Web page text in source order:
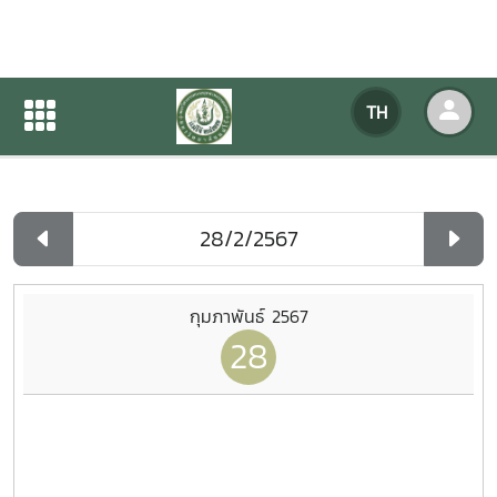
TH
ปฏิทินกิจกรรมของหน่วยงาน
ปฏิทินกิจกรรมของหน่วยงาน
กุมภาพันธ์ 2567
28